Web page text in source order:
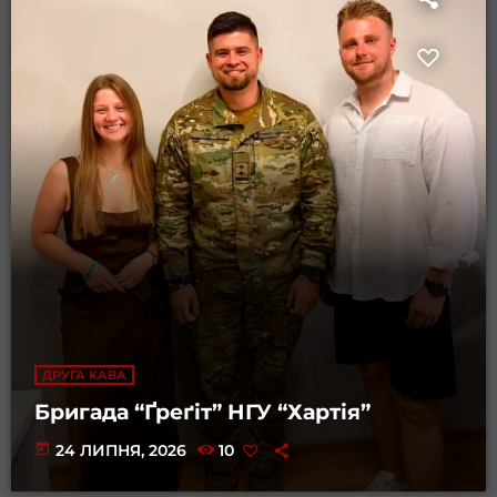
ДРУГА КАВА
Бригада “Ґреґіт” НГУ “Хартія”
today 24 ЛИПНЯ, 2026 10